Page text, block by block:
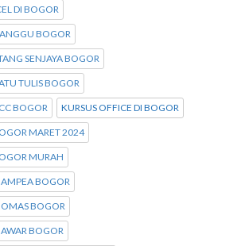
DI BOGOR
BOGOR
SENJAYA BOGOR
TULIS BOGOR
BOGOR KURSUS OFFICE DI BOGOR
MARET 2024
MURAH
BOGOR
BOGOR
BOGOR